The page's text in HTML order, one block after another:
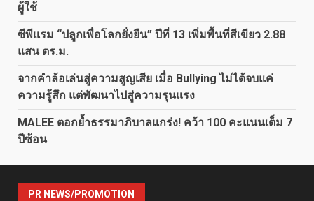
ผู้ใช้
ซีพีแรม “ปลูกเพื่อโลกยั่งยืน” ปีที่ 13 เพิ่มพื้นที่สีเขียว 2.88
แสน ตร.ม.
จากคำล้อเล่นสู่ความสูญเสีย เมื่อ Bullying ไม่ได้จบแค่
ความรู้สึก แต่พัฒนาไปสู่ความรุนแรง
MALEE ตอกย้ำธรรมาภิบาลแกร่ง! คว้า 100 คะแนนเต็ม 7
ปีซ้อน
PR NEWS/PROMOTION